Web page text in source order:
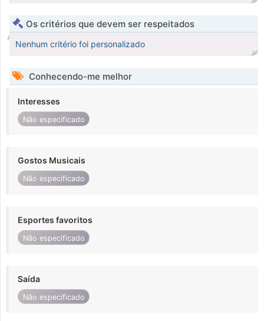
Os critérios que devem ser respeitados
Nenhum critério foi personalizado
Conhecendo-me melhor
Interesses
Não especificado
Gostos Musicais
Não especificado
Esportes favoritos
Não especificado
Saída
Não especificado